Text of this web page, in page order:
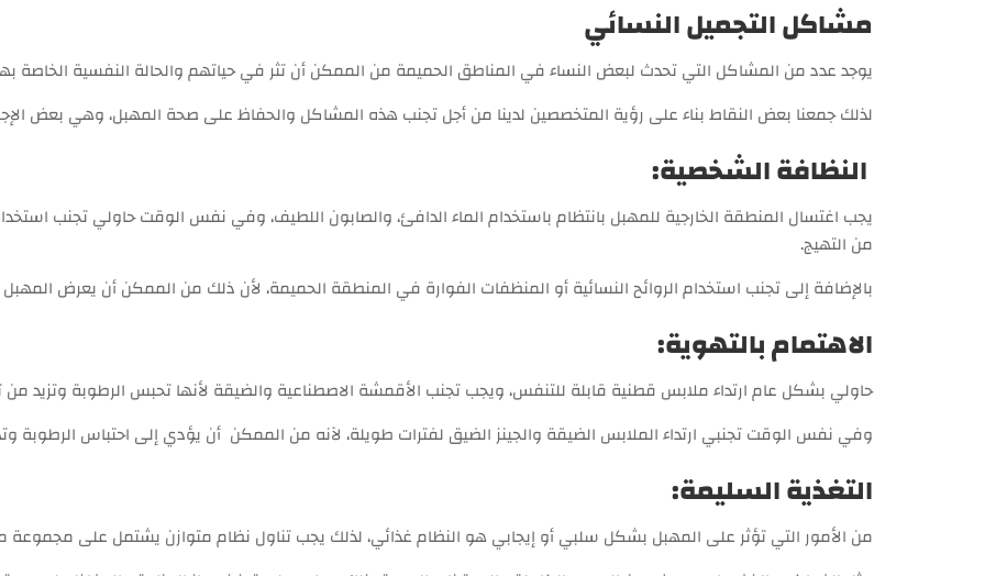
مشاكل التجميل النسائي
يوجد عدد من المشاكل التي تحدث لبعض النساء في المناطق الحميمة من الممكن أن تثر في حياتهم والحالة النفسية الخاصة
لذلك جمعنا بعض النقاط بناء على رؤية المتخصصين لدينا من أجل تجنب هذه المشاكل والحفاظ على صحة المهبل، وهي بعض
النظافة الشخصية:
يجب اغتسال المنطقة الخارجية للمهبل بانتظام باستخدام الماء الدافئ، والصابون اللطيف، وفي نفس الوقت حاولي تجنب
من التهيج.
بالإضافة إلى تجنب استخدام الروائح النسائية أو المنظفات الفوارة في المنطقة الحميمة، لأن ذلك من الممكن أن يعرض المهبل
الاهتمام بالتهوية:
حاولي بشكل عام ارتداء ملابس قطنية قابلة للتنفس، ويجب تجنب الأقمشة الاصطناعية والضيقة لأنها تحبس الرطوبة وتزيد من
وفي نفس الوقت تجنبي ارتداء الملابس الضيقة والجينز الضيق لفترات طويلة، لآنه من الممكن أن يؤدي إلى احتباس الرطوبة
التغذية السليمة:
من الأمور التي تؤثر على المهبل بشكل سلبي أو إيجابي هو النظام غذائي، لذلك يجب تناول نظام متوازن يشتمل على مجموعة من